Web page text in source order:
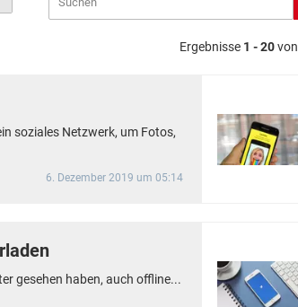
Ergebnisse 1 - 20von
soziales Netzwerk, um Fotos,
6. Dezember 2019 um 05:14
gesehen haben, auch offline...